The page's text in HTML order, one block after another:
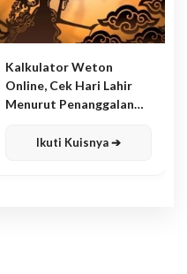
Kalkulator Weton
Online, Cek Hari Lahir
Menurut Penanggalan
Ikuti Kuisnya ➔